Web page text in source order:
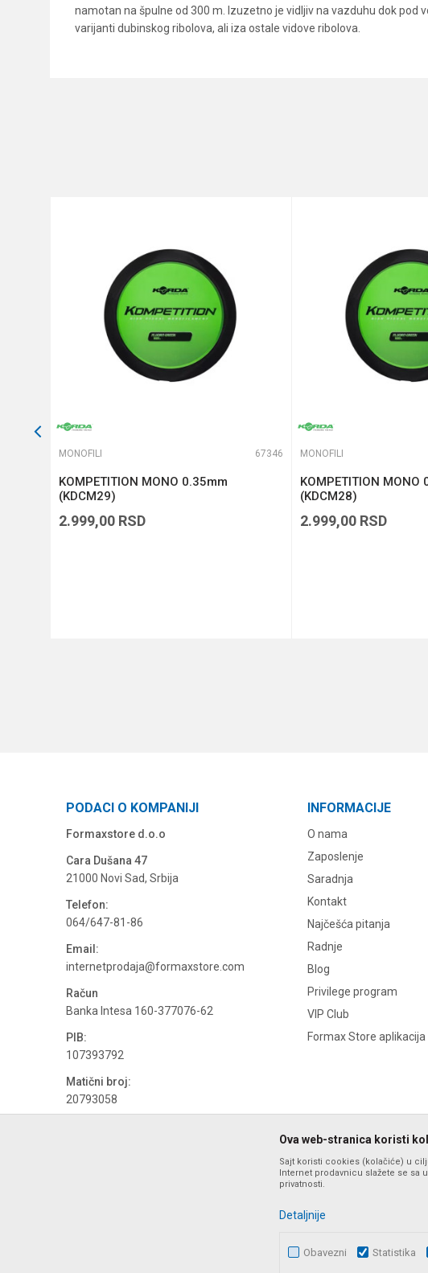
namotan na špulne od 300 m. Izuzetno je vidljiv na vazduhu dok
varijanti dubinskog ribolova, ali iza ostale vidove ribolova.
Anti-spam zaštita - izračunajte koliko je 2 +
MONOFILI 67346
KOMPETITION MONO 0.35mm
(KDCM29)
2.999,00 RSD
MONOFILI
KOMPETITION MONO
(KDCM28)
2.999,00 RSD
PODACI O KOMPANIJI
Formaxstore d.o.o
Cara Dušana 47
21000 Novi Sad, Srbija
Telefon:
064/647-81-86
Email:
internetprodaja@formaxstore.com
Račun
Banka Intesa 160-377076-62
PIB:
107393792
Matični broj:
20793058
INFORMACIJE
O nama
Zaposlenje
Saradnja
Kontakt
Najčešća pitanja
Radnje
Blog
Privilege program
VIP Club
Formax Store aplikacija
Nastojimo da budemo što precizniji u opisu proizvoda, prikazu slika i
ponude i ne podrazumeva da su dostupni u svakom
Ova web-stranica koristi
Sajt koristi cookies (kolačiće) u
Internet prodavnicu slažete se sa
privatnosti.
Detaljnije
Obavezni Statistika